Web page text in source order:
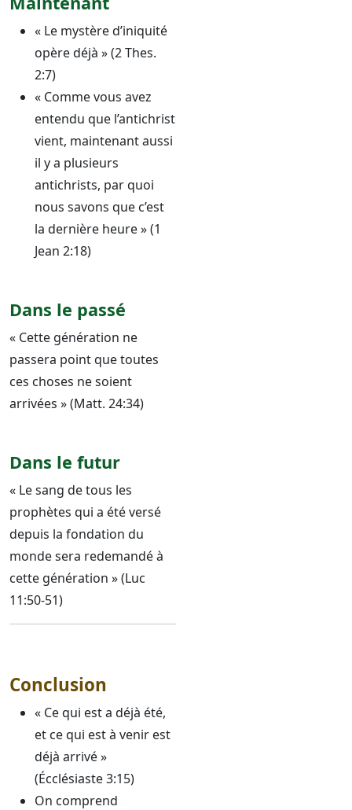
« Le mystère d’iniquité
opère déjà » (2 Thes.
2:7)
« Comme vous avez
entendu que l’antichrist
vient, maintenant aussi
il y a plusieurs
antichrists, par quoi
nous savons que c’est
la dernière heure » (1
Jean 2:18)
Dans le passé
« Cette génération ne
passera point que toutes
ces choses ne soient
arrivées » (Matt. 24:34)
Dans le futur
« Le sang de tous les
prophètes qui a été versé
depuis la fondation du
monde sera redemandé à
cette génération » (Luc
11:50-51)
Conclusion
« Ce qui est a déjà été,
et ce qui est à venir est
déjà arrivé »
(Écclésiaste 3:15)
On comprend